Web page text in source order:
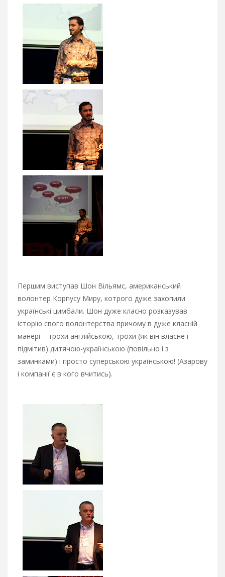
Першим виступав Шон Вільямс, американський
волонтер Корпусу Миру, котрого дуже захопили
українські цимбали. Шон дуже класно розказував
історію свого волонтерства причому в дуже класній
манері – трохи англійською, трохи (як він власне і
підмітив) дитячою-українською (повільно і з
заминками) і просто суперською українською! (Азарову
і компанії є в кого вчитись).